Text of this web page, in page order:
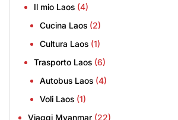
Il mio Laos (4)
Cucina Laos (2)
Cultura Laos (1)
Trasporto Laos (6)
Autobus Laos (4)
Voli Laos (1)
Viaggi Myanmar (22)